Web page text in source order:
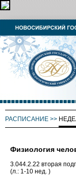
РАСПИСАНИЕ >>
Физиология
3.044.2.22 вторая
(л.: 1-10 нед. )